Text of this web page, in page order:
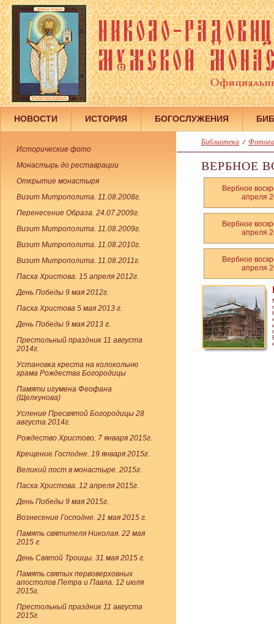
НОВОСТИ ИСТОРИЯ БОГОСЛУЖЕНИЯ
Исторические фото
Монастырь до реставрации
Открытие монастыря
Визит Митрополита. 11.08.2008г.
Перенесение Образа. 24.07.2009г.
Визит Митрополита. 11.08.2009г.
Визит Митрополита. 11.08.2010г.
Визит Митрополита. 11.08.2011г.
Пасха Христова. 15 апреля 2012г.
День Победы 9 мая 2012г.
Пасха Христова 5 мая 2013 г.
День Победы 9 мая 2013 г.
Престольный праздник 11 августа
2014г.
Установка креста на колокольню
храма Рождества Богородицы
Памяти игумена Феофана
(Щелкунова)
Успение Пресвятой Богородицы 28
августа 2014г.
Рождество Христово. 7 января 2015г.
Крещение Господне. 19 января 2015г.
Великий пост в монастыре. 2015г.
Пасха Христова. 12 апреля 2015г.
День Победы 9 мая 2015г.
Вознесение Господне. 21 мая 2015 г.
Память святителя Николая. 22 мая
2015 г.
День Святой Троицы. 31 мая 2015 г.
Память святых первоверховных
апостолов Петра и Павла. 12 июля
2015г.
Престольный праздник 11 августа
2015г.
Библиотека /
ВЕРБНОЕ
Вербное
апреля
Вербное
апреля
Вербное
апреля